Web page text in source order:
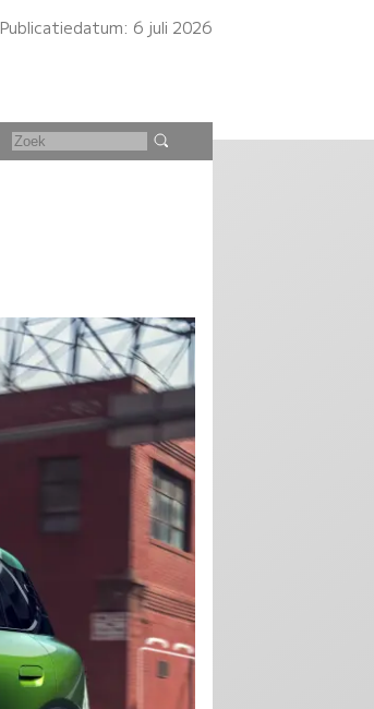
Publicatiedatum: 6 juli 2026